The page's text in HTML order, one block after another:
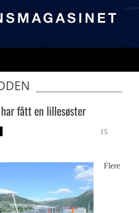
fått en lillesøster
15.
Flere